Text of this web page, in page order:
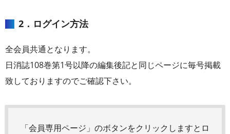
2．ログイン方法
全会員共通となります。
日消誌108巻第1号以降の編集後記と同じページに毎号掲載
致しておりますのでご確認下さい。
「会員専用ページ」のボタンをクリックしますとロ